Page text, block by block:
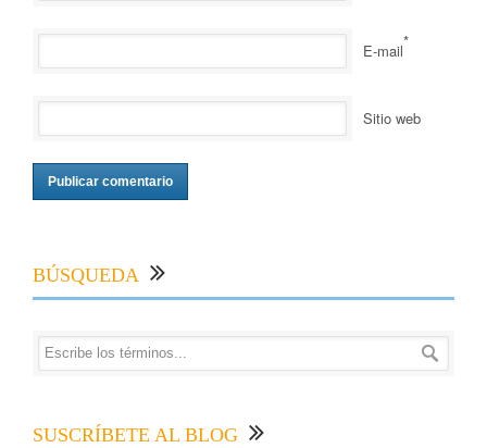
E-mail*
Sitio web
BÚSQUEDA
SUSCRÍBETE AL BLOG